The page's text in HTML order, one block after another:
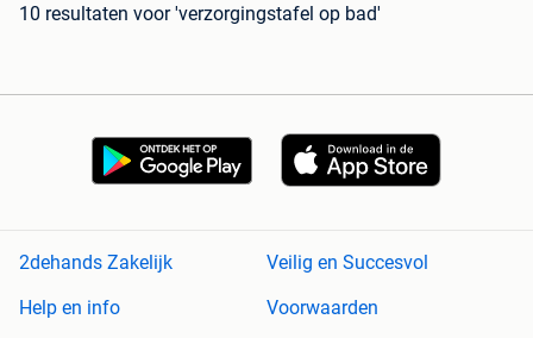
10 resultaten voor 'verzorgingstafel op bad'
2dehands Zakelijk
Veilig en Succesvol
Help en info
Voorwaarden